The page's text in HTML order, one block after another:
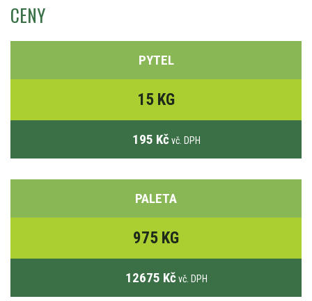
CENY
PYTEL
15 KG
195 Kč vč. DPH
PALETA
975 KG
12675 Kč vč. DPH